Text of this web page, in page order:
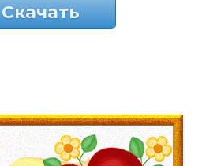
Скачать